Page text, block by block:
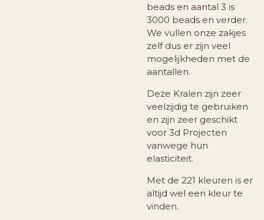
beads en aantal 3 is
3000 beads en verder.
We vullen onze zakjes
zelf dus er zijn veel
mogelijkheden met de
aantallen.
Deze Kralen zijn zeer
veelzijdig te gebruiken
en zijn zeer geschikt
voor 3d Projecten
vanwege hun
elasticiteit.
Met de 221 kleuren is er
altijd wel een kleur te
vinden.